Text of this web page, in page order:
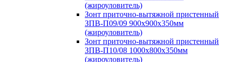
(жироуловитель)
Зонт приточно-вытяжной пристенный
ЗПВ-П09/09 900х900х350мм
(жироуловитель)
Зонт приточно-вытяжной пристенный
ЗПВ-П10/08 1000х800х350мм
(жироуловитель)